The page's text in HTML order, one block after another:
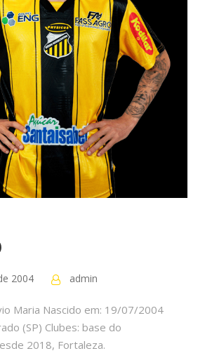
2004 admin
Maria Nascido em: 19/07/2004
(SP) Clubes: base do
2018, Fortaleza.